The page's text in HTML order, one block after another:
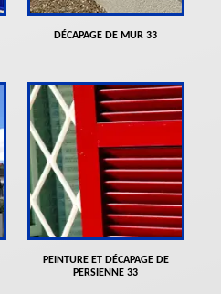
DÉCAPAGE DE MUR 33
PEINTURE ET DÉCAPAGE DE
PERSIENNE 33